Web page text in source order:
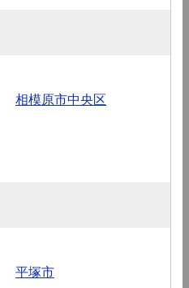
相模原市中央区
平塚市